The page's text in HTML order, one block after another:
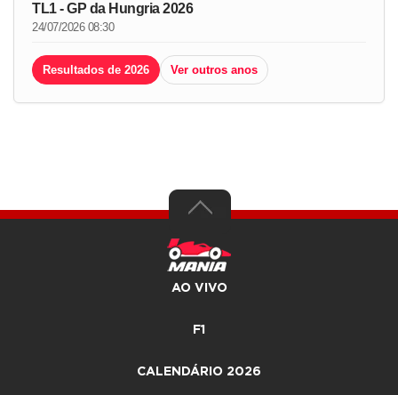
TL1 - GP da Hungria 2026
24/07/2026 08:30
Resultados de 2026 Ver outros anos
AO VIVO
F1
CALENDÁRIO 2026